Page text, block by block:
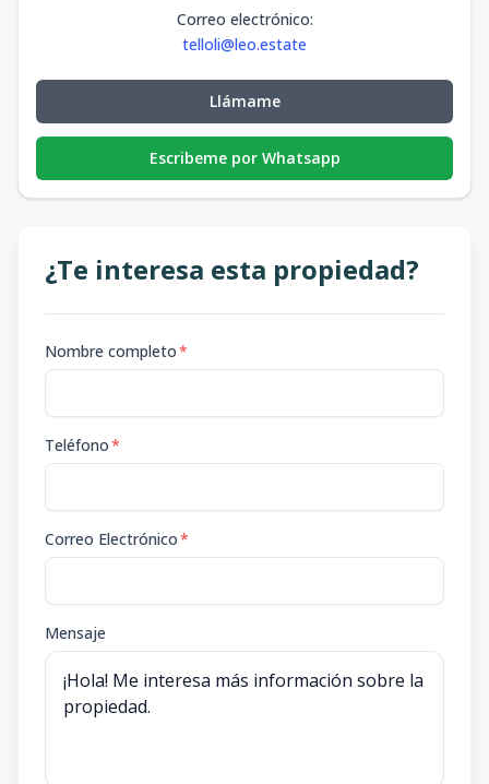
Correo electrónico:
telloli@leo.estate
Llámame
Escribeme por Whatsapp
¿Te interesa esta propiedad?
Nombre completo*
Teléfono*
Correo Electrónico*
Mensaje